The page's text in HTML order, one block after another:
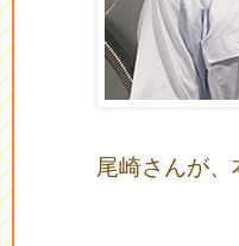
尾崎さんが